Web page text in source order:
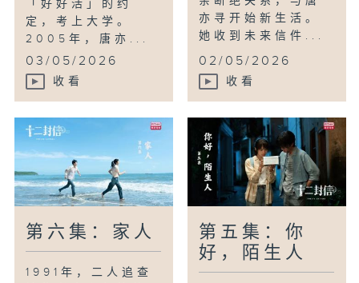
「好好活」的约
定，考上大学。
2005年，唐亦...
03/05/2026
收看
亦寻开始新生活。
她收到未来信件...
02/05/2026
收看
第六集：家人
1991年，二人追查
第五集：你
好，陌生人